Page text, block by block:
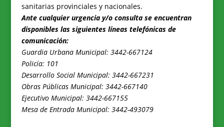
sanitarias provinciales y nacionales.
Ante cualquier urgencia y/o consulta se encuentran
disponibles las siguientes líneas telefónicas de
comunicación:
Guardia Urbana Municipal: 3442-667124
Policía: 101
Desarrollo Social Municipal: 3442-667231
Obras Públicas Municipal: 3442-667140
Ejecutivo Municipal: 3442-667155
Mesa de Entrada Municipal: 3442-493079